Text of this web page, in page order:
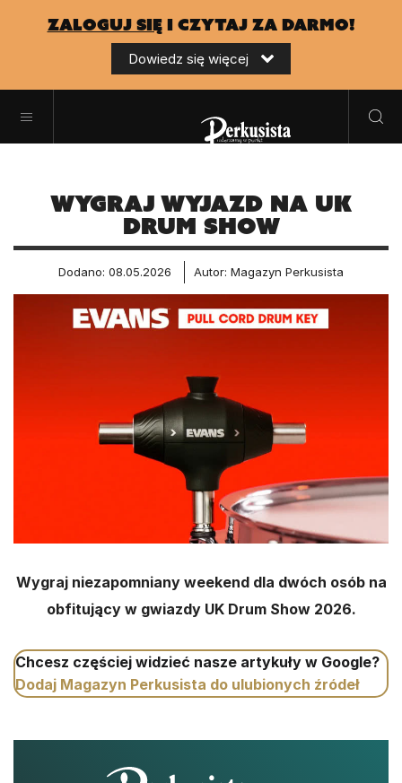
zaloguj sięi czytaj za darmo!
Dowiedz się więcej
WYGRAJ WYJAZD NA UK
Drum Show
Dodano: 08.05.2026 Autor: Magazyn Perkusista
Wygraj niezapomniany weekend dla dwóch osób na
obfitujący w gwiazdy UK Drum Show 2026.
Chcesz częściej widzieć nasze artykuły w Google?
Dodaj Magazyn Perkusista do ulubionych źródeł